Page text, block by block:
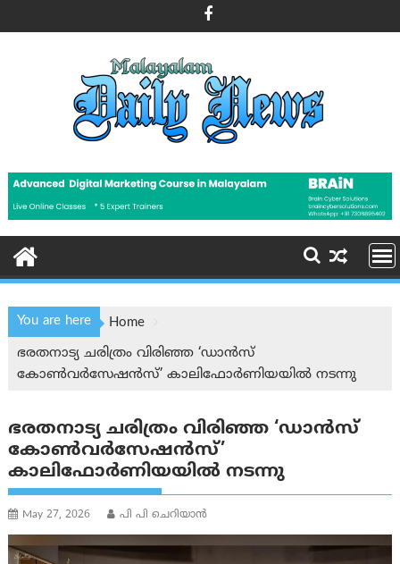
to
You are here
Home
ഭരതനാട്യ ചരിത്രം വിരിഞ്ഞ ‘ഡാൻസ്
കോൺവർസേഷൻസ്’ കാലിഫോർണിയയിൽ നടന്നു
ഭരതനാട്യ ചരിത്രം വിരിഞ്ഞ ‘ഡാൻസ്
കോൺവർസേഷൻസ്’
കാലിഫോർണിയയിൽ നടന്നു
May 27, 2026 പി പി ചെറിയാൻ